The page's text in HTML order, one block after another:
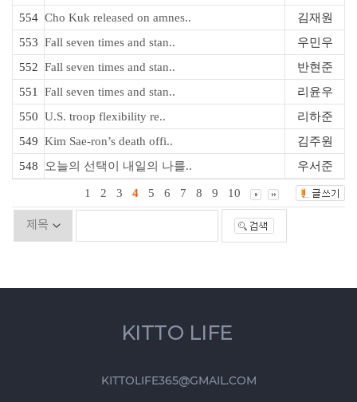
554 Cho Kuk released on amnes..
김재원
553 Fall seven times and stan..
우민우
552 Fall seven times and stan..
반현준
551
Fall seven times and stan..
리윤우
550 U.S. troop flexibility re..
리하준
549 Kim Sae-ron’s death offi..
김주원
548
오늘의 선택이 내일의 나를.. 우서준
1 2 3 4 5 6 7 8 9 10
KITTO LIFE
KITTOLIFE365@GMAIL.COM